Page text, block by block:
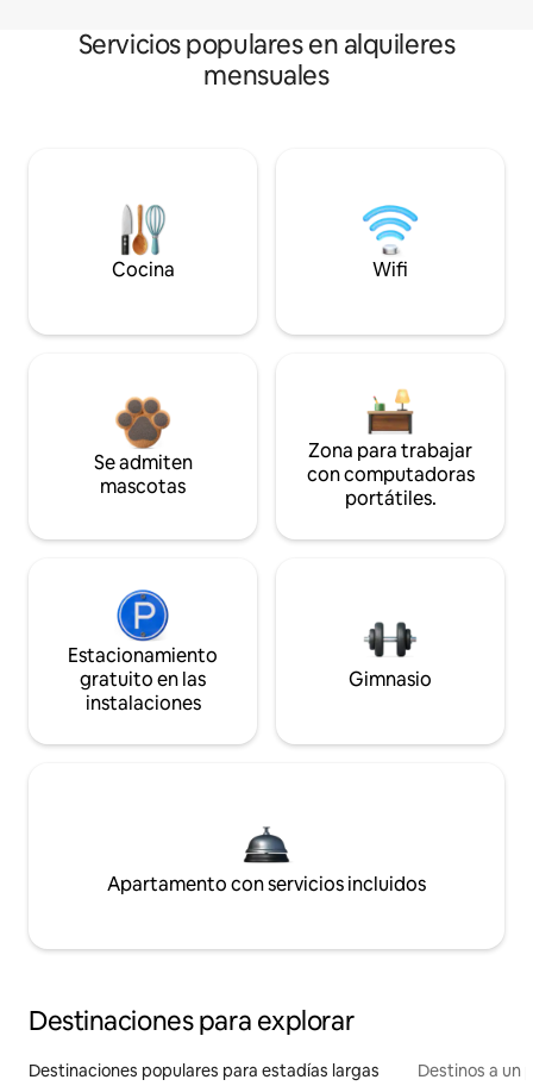
Servicios populares en alquileres
mensuales
Cocina Wifi
Se admiten
mascotas
Zona para trabajar
con computadoras
portátiles.
Estacionamiento
gratuito en las
instalaciones
Gimnasio
Apartamento con servicios incluidos
Destinaciones para explorar
Destinaciones populares para estadías largas Destinos a un